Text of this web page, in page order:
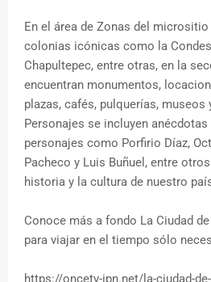
En el área de Zonas del
colonias icónicas como la
Chapultepec, entre otras, en la
encuentran monumentos,
plazas, cafés, pulquerías, museos
Personajes se incluyen
personajes como Porfirio Díaz,
Pacheco y Luis Buñuel, entre
historia y la cultura de nuestro
Conoce más a fondo La Ciudad
para viajar en el tiempo sólo
https://oncetv-ipn.net/la-ciudad-